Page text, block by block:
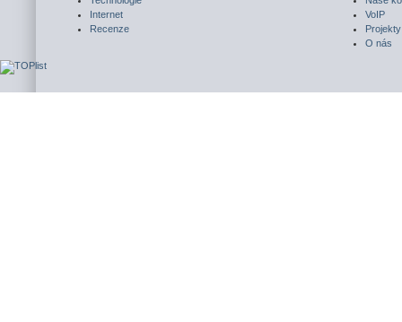
Internet
Recenze
VoIP
Projekty
O nás